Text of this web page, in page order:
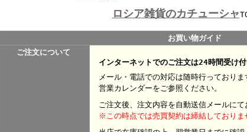
ロシア雑貨のカチューシャ
お買い物ガイド
ご注文について
インターネットでのご注文は24時間受け付
メール・電話での対応は随時行っておりま
営業カレンダーをご参照ください。
ご注文後、注文内容を自動送信メールにて
※この時点では売買契約は締結しておりま